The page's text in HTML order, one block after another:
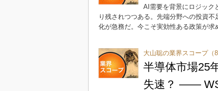
AI需要を背景にロジック
り残されつつある。先端分野への投資
化が急務だ。今こそ実効性ある政策が求
大山聡の業界スコープ（
半導体市場25
失速？ ――